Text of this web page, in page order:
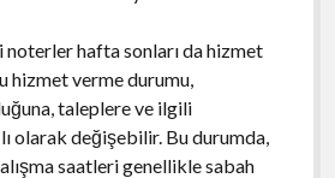
noterler hafta sonları da hizmet
hizmet verme durumu,
taleplere ve ilgili
olarak değişebilir. Bu durumda,
saatleri genellikle sabah